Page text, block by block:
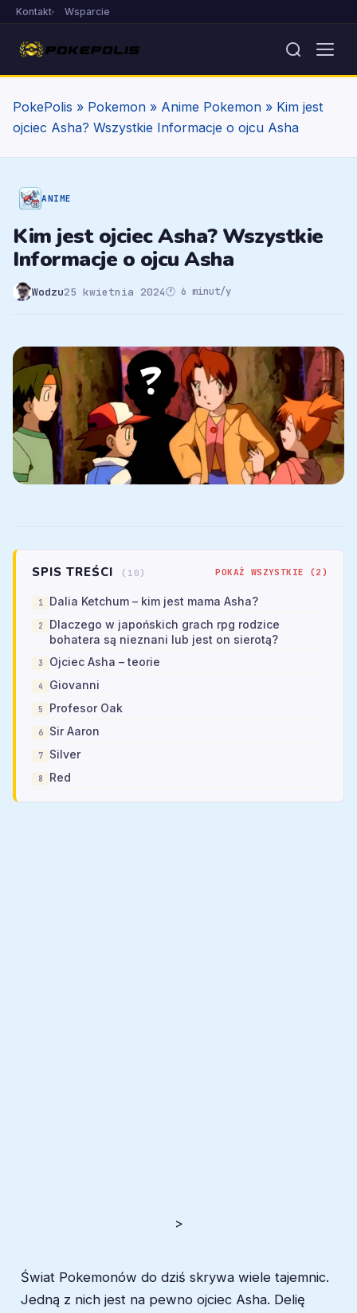
Kontakt Wsparcie
PokePolis » Pokemon » Anime Pokemon » Kim jest
ojciec Asha? Wszystkie Informacje o ojcu Asha
ANIME
Kim jest ojciec Asha? Wszystkie
Informacje o ojcu Asha
Wodzu25 kwietnia 2024🕐 6 minut/y
SPIS TREŚCI (10) POKAŻ WSZYSTKIE (2)
Dalia Ketchum – kim jest mama Asha?
Dlaczego w japońskich grach rpg rodzice
bohatera są nieznani lub jest on sierotą?
Ojciec Asha – teorie
Giovanni
Profesor Oak
Sir Aaron
Silver
Red
>
Świat Pokemonów do dziś skrywa wiele tajemnic.
Jedną z nich jest na pewno ojciec Asha. Delię